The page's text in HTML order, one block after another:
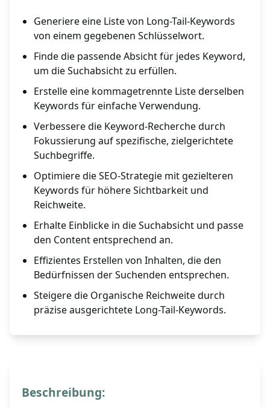
Generiere eine Liste von Long-Tail-Keywords
von einem gegebenen Schlüsselwort.
Finde die passende Absicht für jedes Keyword,
um die Suchabsicht zu erfüllen.
Erstelle eine kommagetrennte Liste derselben
Keywords für einfache Verwendung.
Verbessere die Keyword-Recherche durch
Fokussierung auf spezifische, zielgerichtete
Suchbegriffe.
Optimiere die SEO-Strategie mit gezielteren
Keywords für höhere Sichtbarkeit und
Reichweite.
Erhalte Einblicke in die Suchabsicht und passe
den Content entsprechend an.
Effizientes Erstellen von Inhalten, die den
Bedürfnissen der Suchenden entsprechen.
Steigere die Organische Reichweite durch
präzise ausgerichtete Long-Tail-Keywords.
Beschreibung: